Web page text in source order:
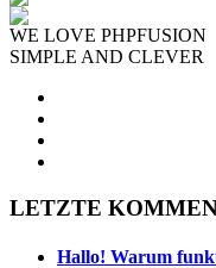
WE LOVE PHPFUSION
SIMPLE AND CLEVER
LETZTE
Hallo! Warum